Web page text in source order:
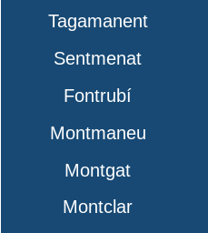
Tagamanent
Sentmenat
Fontrubí
Montmaneu
Montgat
Montclar